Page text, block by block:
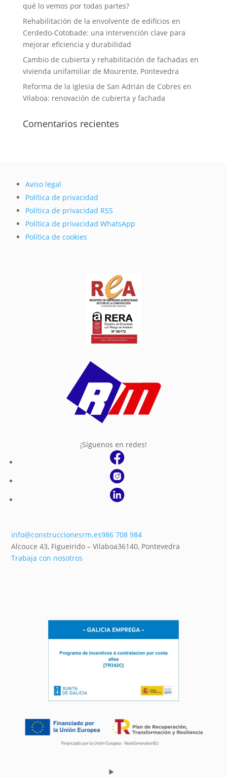
qué lo vemos por todas partes?
Rehabilitación de la envolvente de edificios en
Cerdedo-Cotobade: una intervención clave para
mejorar eficiencia y durabilidad
Cambio de cubierta y rehabilitación de fachadas en
vivienda unifamiliar de Mourente, Pontevedra
Reforma de la Iglesia de San Adrián de Cobres en
Vilaboa: renovación de cubierta y fachada
Comentarios recientes
Aviso legal
Política de privacidad
Política de privacidad RSS
Política de privacidad WhatsApp
Política de cookies
¡Síguenos en redes!
info@construccionesrm.es986 708 984
Alcouce 43, Figueirido – Vilaboa36140, Pontevedra
Trabaja con nosotros